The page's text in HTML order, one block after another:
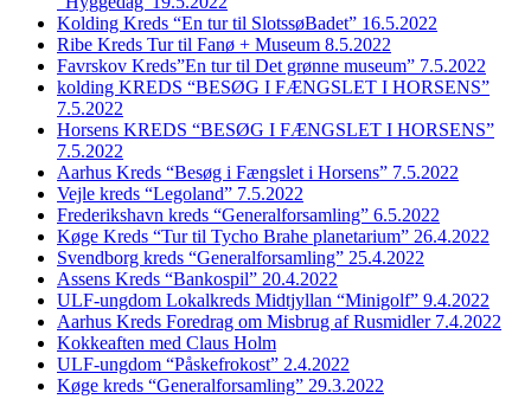
Kolding Kreds “En tur til SlotssøBadet” 16.5.2022
Ribe Kreds Tur til Fanø + Museum 8.5.2022
Favrskov Kreds”En tur til Det grønne museum” 7.5.2022
kolding KREDS “BESØG I FÆNGSLET I HORSENS”
7.5.2022
Horsens KREDS “BESØG I FÆNGSLET I HORSENS”
7.5.2022
Aarhus Kreds “Besøg i Fængslet i Horsens” 7.5.2022
Vejle kreds “Legoland” 7.5.2022
Frederikshavn kreds “Generalforsamling” 6.5.2022
Køge Kreds “Tur til Tycho Brahe planetarium” 26.4.2022
Svendborg kreds “Generalforsamling” 25.4.2022
Assens Kreds “Bankospil” 20.4.2022
ULF-ungdom Lokalkreds Midtjyllan “Minigolf” 9.4.2022
Aarhus Kreds Foredrag om Misbrug af Rusmidler 7.4.2022
Kokkeaften med Claus Holm
ULF-ungdom “Påskefrokost” 2.4.2022
Køge kreds “Generalforsamling” 29.3.2022